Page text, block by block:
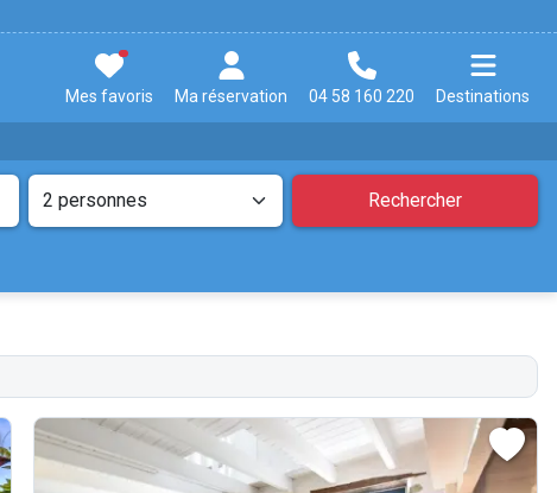
Mes favoris Ma réservation 04 58 160 220 Destinations
Rechercher